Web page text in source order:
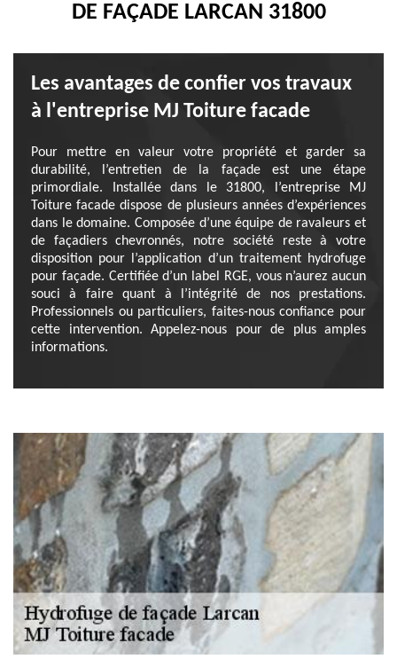
DE FAÇADE LARCAN 31800
Les avantages de confier vos travaux
à l'entreprise MJ Toiture facade
Pour mettre en valeur votre propriété et garder sa
durabilité, l’entretien de la façade est une étape
primordiale. Installée dans le 31800, l’entreprise MJ
Toiture facade dispose de plusieurs années d’expériences
dans le domaine. Composée d’une équipe de ravaleurs et
de façadiers chevronnés, notre société reste à votre
disposition pour l’application d’un traitement hydrofuge
pour façade. Certifiée d’un label RGE, vous n’aurez aucun
souci à faire quant à l’intégrité de nos prestations.
Professionnels ou particuliers, faites-nous confiance pour
cette intervention. Appelez-nous pour de plus amples
informations.